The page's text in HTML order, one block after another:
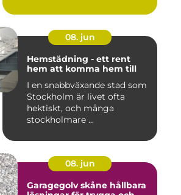
08. jun
Hemstädning - ett rent
hem att komma hem till
I en snabbväxande stad som
Stockholm är livet ofta
hektiskt, och många
stockholmare ...
08. jun
Garagegolv skåne hållbara